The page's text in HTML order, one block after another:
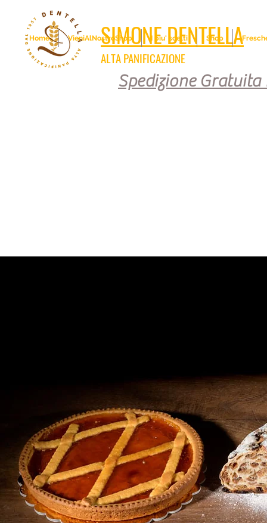
SIMONE DENTELLA
ALTA PANIFICAZIONE
Home VieniAlNostroShop I piu' scelti Shop
Spedizione